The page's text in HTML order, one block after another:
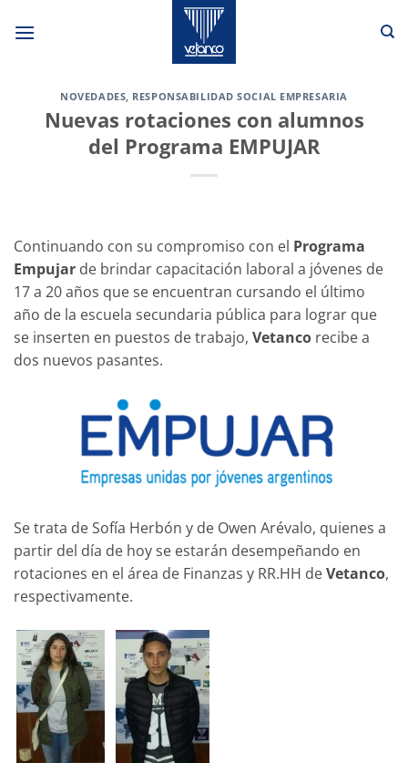
NOVEDADES, RESPONSABILIDAD SOCIAL EMPRESARIA
Nuevas rotaciones con alumnos
del Programa EMPUJAR
Continuando con su compromiso con el Programa
Empujar de brindar capacitación laboral a jóvenes de
17 a 20 años que se encuentran cursando el último
año de la escuela secundaria pública para lograr que
se inserten en puestos de trabajo, Vetanco recibe a
dos nuevos pasantes.
Se trata de Sofía Herbón y de Owen Arévalo, quienes a
partir del día de hoy se estarán desempeñando en
rotaciones en el área de Finanzas y RR.HH deVetanco,
respectivamente.